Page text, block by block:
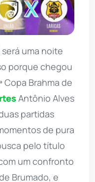
uma noite
porque chegou
Copa Brahma de
Antônio Alves
partidas
de pura
pelo título
um confronto
Brumado, e